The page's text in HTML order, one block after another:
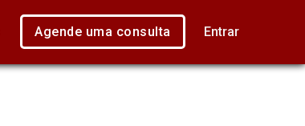
Agende uma consulta Entrar